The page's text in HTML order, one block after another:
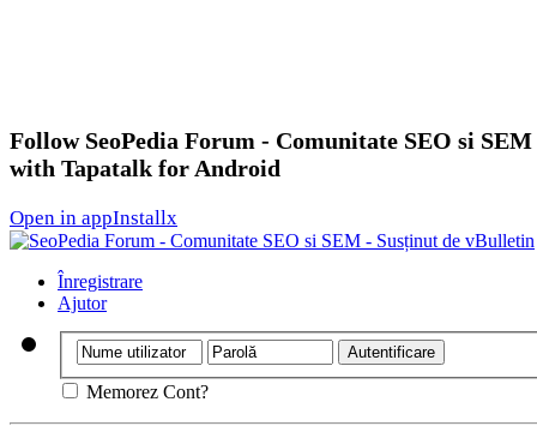
Follow SeoPedia Forum - Comunitate SEO si SEM
with Tapatalk for Android
Open in appInstallx
Înregistrare
Ajutor
Memorez Cont?